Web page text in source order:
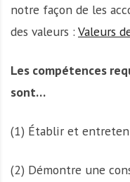
notre façon de les
des valeurs : Valeurs
Les compétences
sont…
(1) Établir et
(2) Démontre une